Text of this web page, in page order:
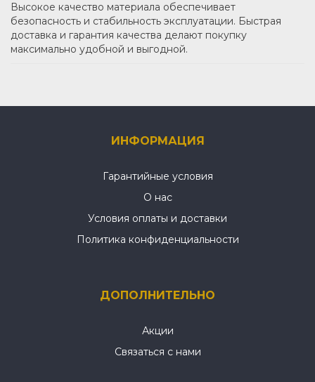
Высокое качество материала обеспечивает
безопасность и стабильность эксплуатации. Быстрая
доставка и гарантия качества делают покупку
максимально удобной и выгодной.
ИНФОРМАЦИЯ
Гарантийные условия
О нас
Условия оплаты и доставки
Политика конфиденциальности
ДОПОЛНИТЕЛЬНО
Акции
Связаться с нами